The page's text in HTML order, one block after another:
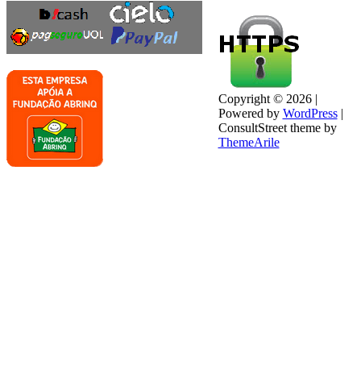
Copyright © 2026 |
Powered by WordPress |
ConsultStreet theme by
ThemeArile